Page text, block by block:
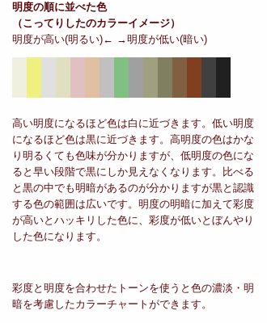
明度の順に並べた色
（こってりしたのカラーイメージ）
明度が高い(明るい)← →明度が低い(暗い)
高い明度になるほど色は白に近づきます。低い明度
になるほど色は黒に近づきます。高明度の色はかな
り明るくても色味が分かりますが、低明度の色にな
ると早い段階で黒にしか見えなくなります。比べる
と黒の中でも明暗があるのが分かりますが黒と認識
する色の範囲は広いです。明度の明暗に加えて彩度
が高いとハッキリした色に、彩度が低いとぼんやり
した色になります。
彩度と明度を合わせたトーンを使うと色の濃淡・明
暗を考慮したカラーチャートができます。